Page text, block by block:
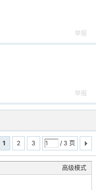
举报
举报
1 2 3 / 3 页
高级模式